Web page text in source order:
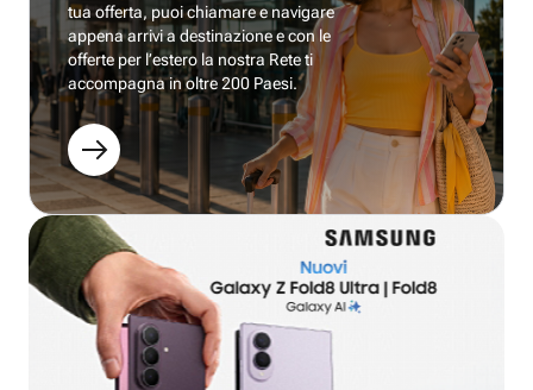
tua offerta, puoi chiamare e navigare
appena arrivi a destinazione e con le
offerte per l’estero la nostra Rete ti
accompagna in oltre 200 Paesi.